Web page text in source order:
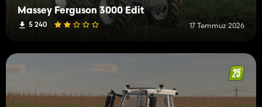
Massey Ferguson 3000 Edit
5 240 17 Temmuz 2026